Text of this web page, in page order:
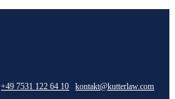
+49 7531 122 64 10 kontakt@kutterlaw.com